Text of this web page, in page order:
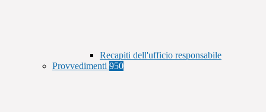
Recapiti dell'ufficio responsabile
Provvedimenti 950